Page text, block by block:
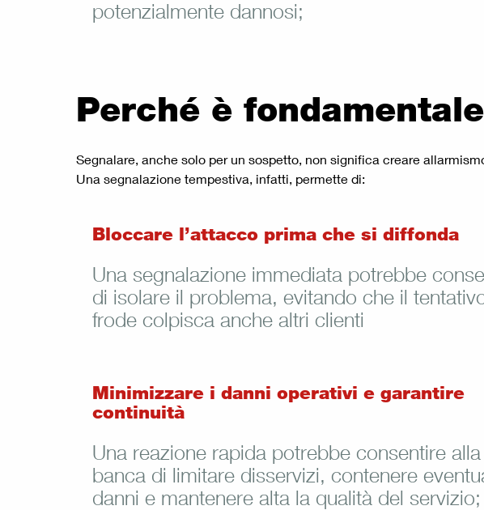
potenzialmente dannosi;
Perché è
Segnalare, anche solo per un sospetto, non significa creare
Una segnalazione tempestiva, infatti, permette di:
Bloccare l’attacco prima che si diffonda
Una segnalazione immediata potrebbe
di isolare il problema, evitando che il
frode colpisca anche altri clienti
Minimizzare i danni operativi e garantire
continuità
Una reazione rapida potrebbe consentire alla
banca di limitare disservizi, contenere
danni e mantenere alta la qualità del servizio;